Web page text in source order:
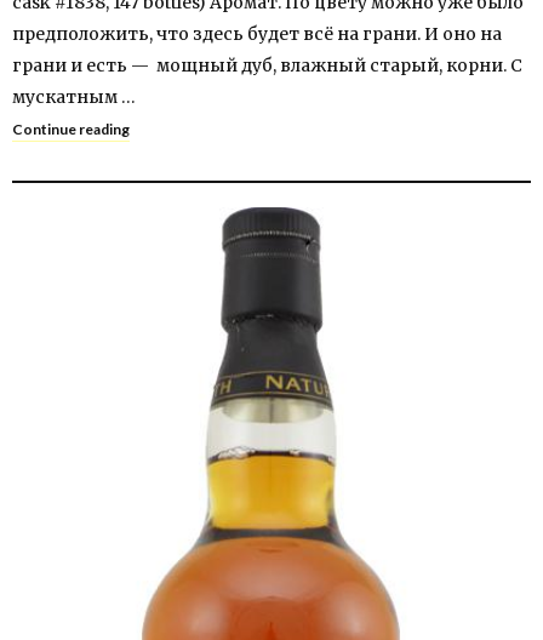
предположить, что здесь будет всё на грани. И оно на
грани и есть — мощный дуб, влажный старый, корни. C
мускатным …
Continue reading